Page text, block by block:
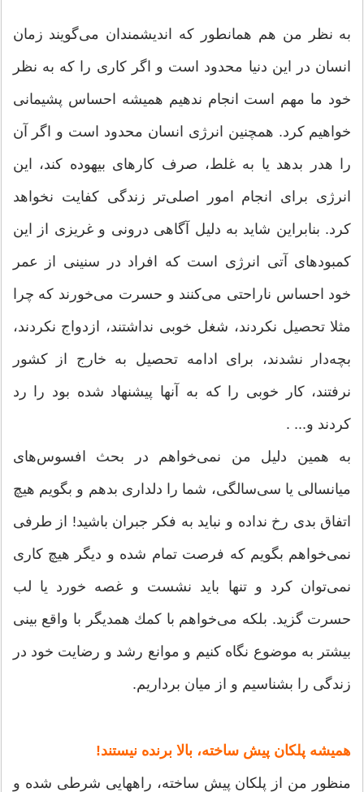
به نظر من هم همانطور كه اندیشمندان می‌‌گویند زمان
انسان در این دنیا محدود است و اگر كاری را كه به نظر
خود ما مهم است انجام ندهیم همیشه احساس پشیمانی
خواهیم كرد. همچنین انرژی انسان محدود است و اگر آن
را هدر بدهد یا به غلط‌‌، صرف كارهای بیهوده كند‌‌، این
انرژی برای انجام امور اصلی‌تر زندگی كفایت نخواهد
كرد. بنابراین شاید به دلیل آگاهی درونی و غریزی از این
كمبود‌‌های آتی انرژی است كه افراد در سنینی از عمر
خود احساس ناراحتی می‌‌كنند و حسرت می‌‌خورند كه چرا
مثلا تحصیل نكردند، شغل خوبی نداشتند، ازدواج نكردند،
بچه‌دار نشدند‌‌، برای ادامه تحصیل به خارج از كشور
نرفتند، كار خوبی را كه به آنها پیشنهاد شده بود را رد
كردند و... .
به همین دلیل من نمی‌خواهم در بحث افسوس‌‌های
میانسالی یا سی‌سالگی‌‌، شما را دلداری بدهم و بگویم هیچ
اتفاق بدی رخ نداده و نباید به فكر جبران باشید! از طرفی
نمی‌خواهم بگویم كه فرصت تمام شده و دیگر هیچ كاری
نمی‌توان كرد و تنها باید نشست و غصه خورد یا لب
حسرت گزید. بلكه می‌‌خواهم با كمك همدیگر با واقع بینی
بیشتر به موضوع نگاه كنیم و موانع رشد و رضایت خود در
زندگی را بشناسیم و از میان برداریم.
همیشه پلكان پیش ساخته‌‌، بالا برنده نیستند!
منظور من از پلكان پیش ساخته‌‌، راههایی شرطی شده و